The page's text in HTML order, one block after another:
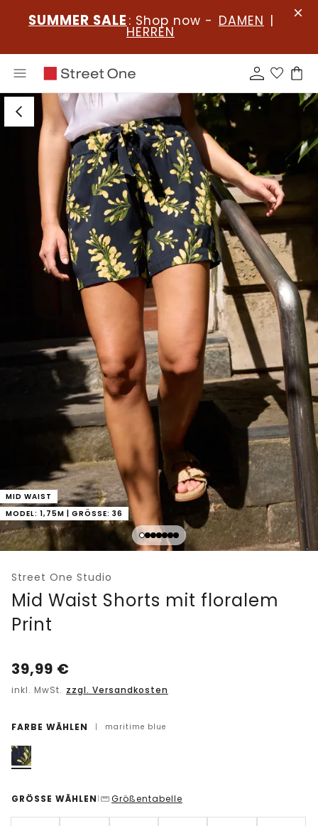
SUMMER SALE : Shop now - DAMEN |
HERREN
MID WAIST
MODEL: 1,75M | GRÖSSE: 36
Street One Studio
Mid Waist Shorts mit floralem
Print
39,99 €
inkl. MwSt. zzgl. Versandkosten
FARBE WÄHLEN | maritime blue
GRÖSSE WÄHLEN | Größentabelle